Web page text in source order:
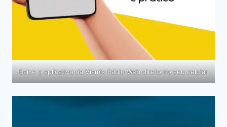
Baixe o aplicativo da Viamix Rádio Web direto no seu celular